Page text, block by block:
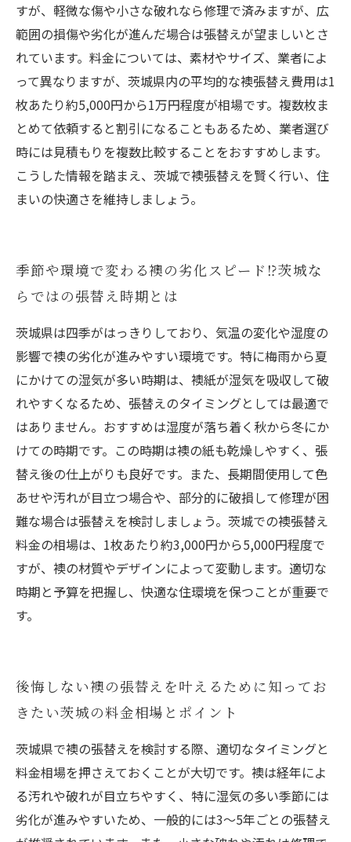
すが、軽微な傷や小さな破れなら修理で済みますが、広
範囲の損傷や劣化が進んだ場合は張替えが望ましいとさ
れています。料金については、素材やサイズ、業者によ
って異なりますが、茨城県内の平均的な襖張替え費用は1
枚あたり約5,000円から1万円程度が相場です。複数枚ま
とめて依頼すると割引になることもあるため、業者選び
時には見積もりを複数比較することをおすすめします。
こうした情報を踏まえ、茨城で襖張替えを賢く行い、住
まいの快適さを維持しましょう。
季節や環境で変わる襖の劣化スピード⁉茨城な
らではの張替え時期とは
茨城県は四季がはっきりしており、気温の変化や湿度の
影響で襖の劣化が進みやすい環境です。特に梅雨から夏
にかけての湿気が多い時期は、襖紙が湿気を吸収して破
れやすくなるため、張替えのタイミングとしては最適で
はありません。おすすめは湿度が落ち着く秋から冬にか
けての時期です。この時期は襖の紙も乾燥しやすく、張
替え後の仕上がりも良好です。また、長期間使用して色
あせや汚れが目立つ場合や、部分的に破損して修理が困
難な場合は張替えを検討しましょう。茨城での襖張替え
料金の相場は、1枚あたり約3,000円から5,000円程度で
すが、襖の材質やデザインによって変動します。適切な
時期と予算を把握し、快適な住環境を保つことが重要で
す。
後悔しない襖の張替えを叶えるために知ってお
きたい茨城の料金相場とポイント
茨城県で襖の張替えを検討する際、適切なタイミングと
料金相場を押さえておくことが大切です。襖は経年によ
る汚れや破れが目立ちやすく、特に湿気の多い季節には
劣化が進みやすいため、一般的には3～5年ごとの張替え